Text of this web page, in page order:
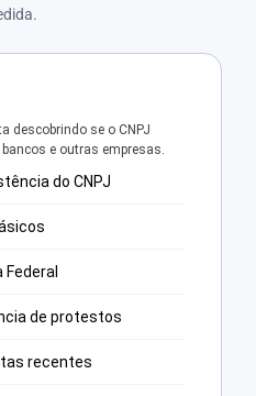
descobrindo se o CNPJ
e outras empresas.
do CNPJ
de protestos
recentes